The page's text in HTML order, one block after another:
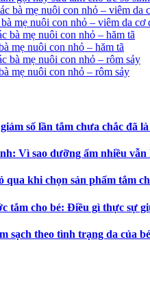
mẹ nuôi con nhỏ – viêm da cơ
mẹ nuôi con nhỏ – hăm tã
mẹ nuôi con nhỏ – rôm sảy
số lần tắm chưa chắc đã
Vì sao dưỡng ẩm nhiều vẫn
khi chọn sản phẩm tắm
tắm cho bé: Điều gì thực sự
sạch theo tình trạng da của bé